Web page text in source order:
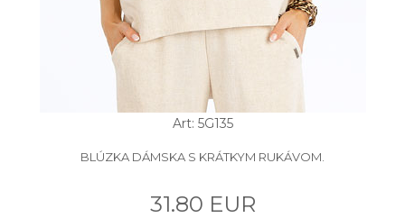
Art: 5G135
BLÚZKA DÁMSKA S KRÁTKYM RUKÁVOM.
31.80 EUR